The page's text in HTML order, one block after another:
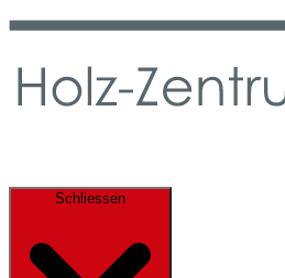
Schliessen